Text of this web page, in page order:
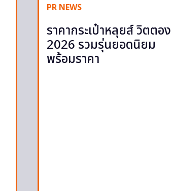
PR NEWS
ราคากระเป๋าหลุยส์ วิตตอง
2026 รวมรุ่นยอดนิยม
พร้อมราคา